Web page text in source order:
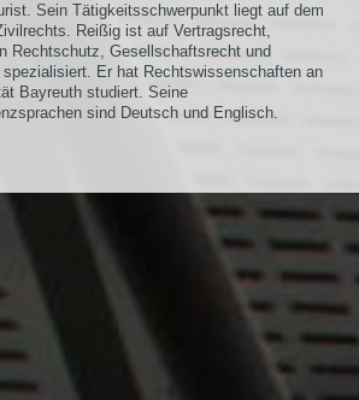
Sein Tätigkeitsschwerpunkt liegt auf dem
Reißig ist auf Vertragsrecht,
Rechtschutz, Gesellschaftsrecht und
spezialisiert. Er hat Rechtswissenschaften an
Bayreuth studiert. Seine
sind Deutsch und Englisch.